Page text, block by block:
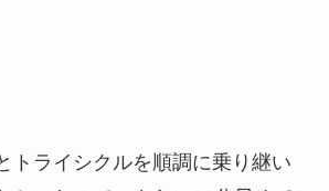
トライシクルを順調に乗り継い